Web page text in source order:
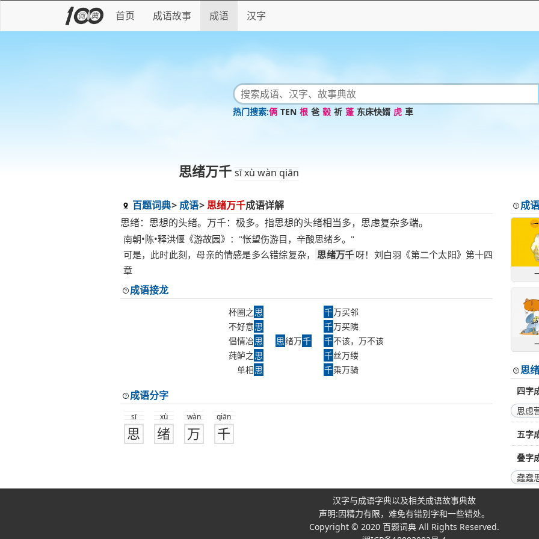
首页 成语故事 成语 汉字
俩 TEN 根 爸 毂 祈 蓬 东床快婿 虎 車
思绪万千 sī xù wàn qiān
百题词典 成语 思绪万千成语详解
思绪：思想的头绪。万千：极多。指思想的头绪相当多，思虑复杂多端。
南朝•陈•释洪偃《游故园》："怅望伤游目，辛酸思绪乡。"
可是，此时此刻，母亲的情感是多么错综复杂，
思绪万千 呀！刘白羽《第二个太阳》第十四
章
成语接龙
杯圈之 思
不好意思
倡情冶思
莼鲈之 思
单相思
思绪万千
千万买邻
千万买隣
千不该，万不该
千丝万缕
千乘万骑
成语分字
sī
思
xù
绪
wàn
万
qiān
千
成
思
四字
思虑
五字
叠字
蠢蠢
汉字与成语字典以及相关成语故事典故
声明:因精力有限，难免有错别字和一些错处。
Copyright © 2020 百题词典 All Rights Reserved.